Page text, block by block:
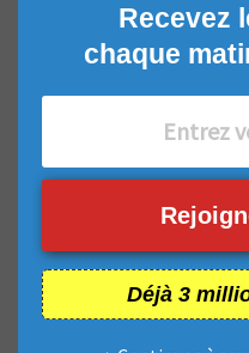
Recevez
chaque
Déjà 3